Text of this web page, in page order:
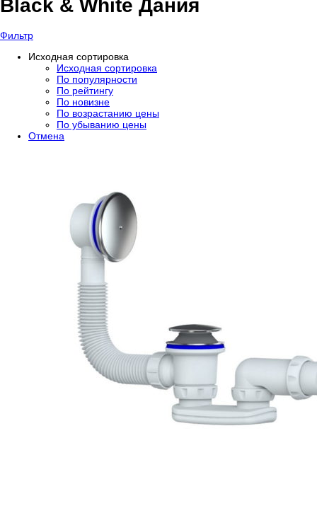
Black & White Дания
Фильтр
Исходная сортировка
Исходная сортировка
По популярности
По рейтингу
По новизне
По возрастанию цены
По убыванию цены
Отмена